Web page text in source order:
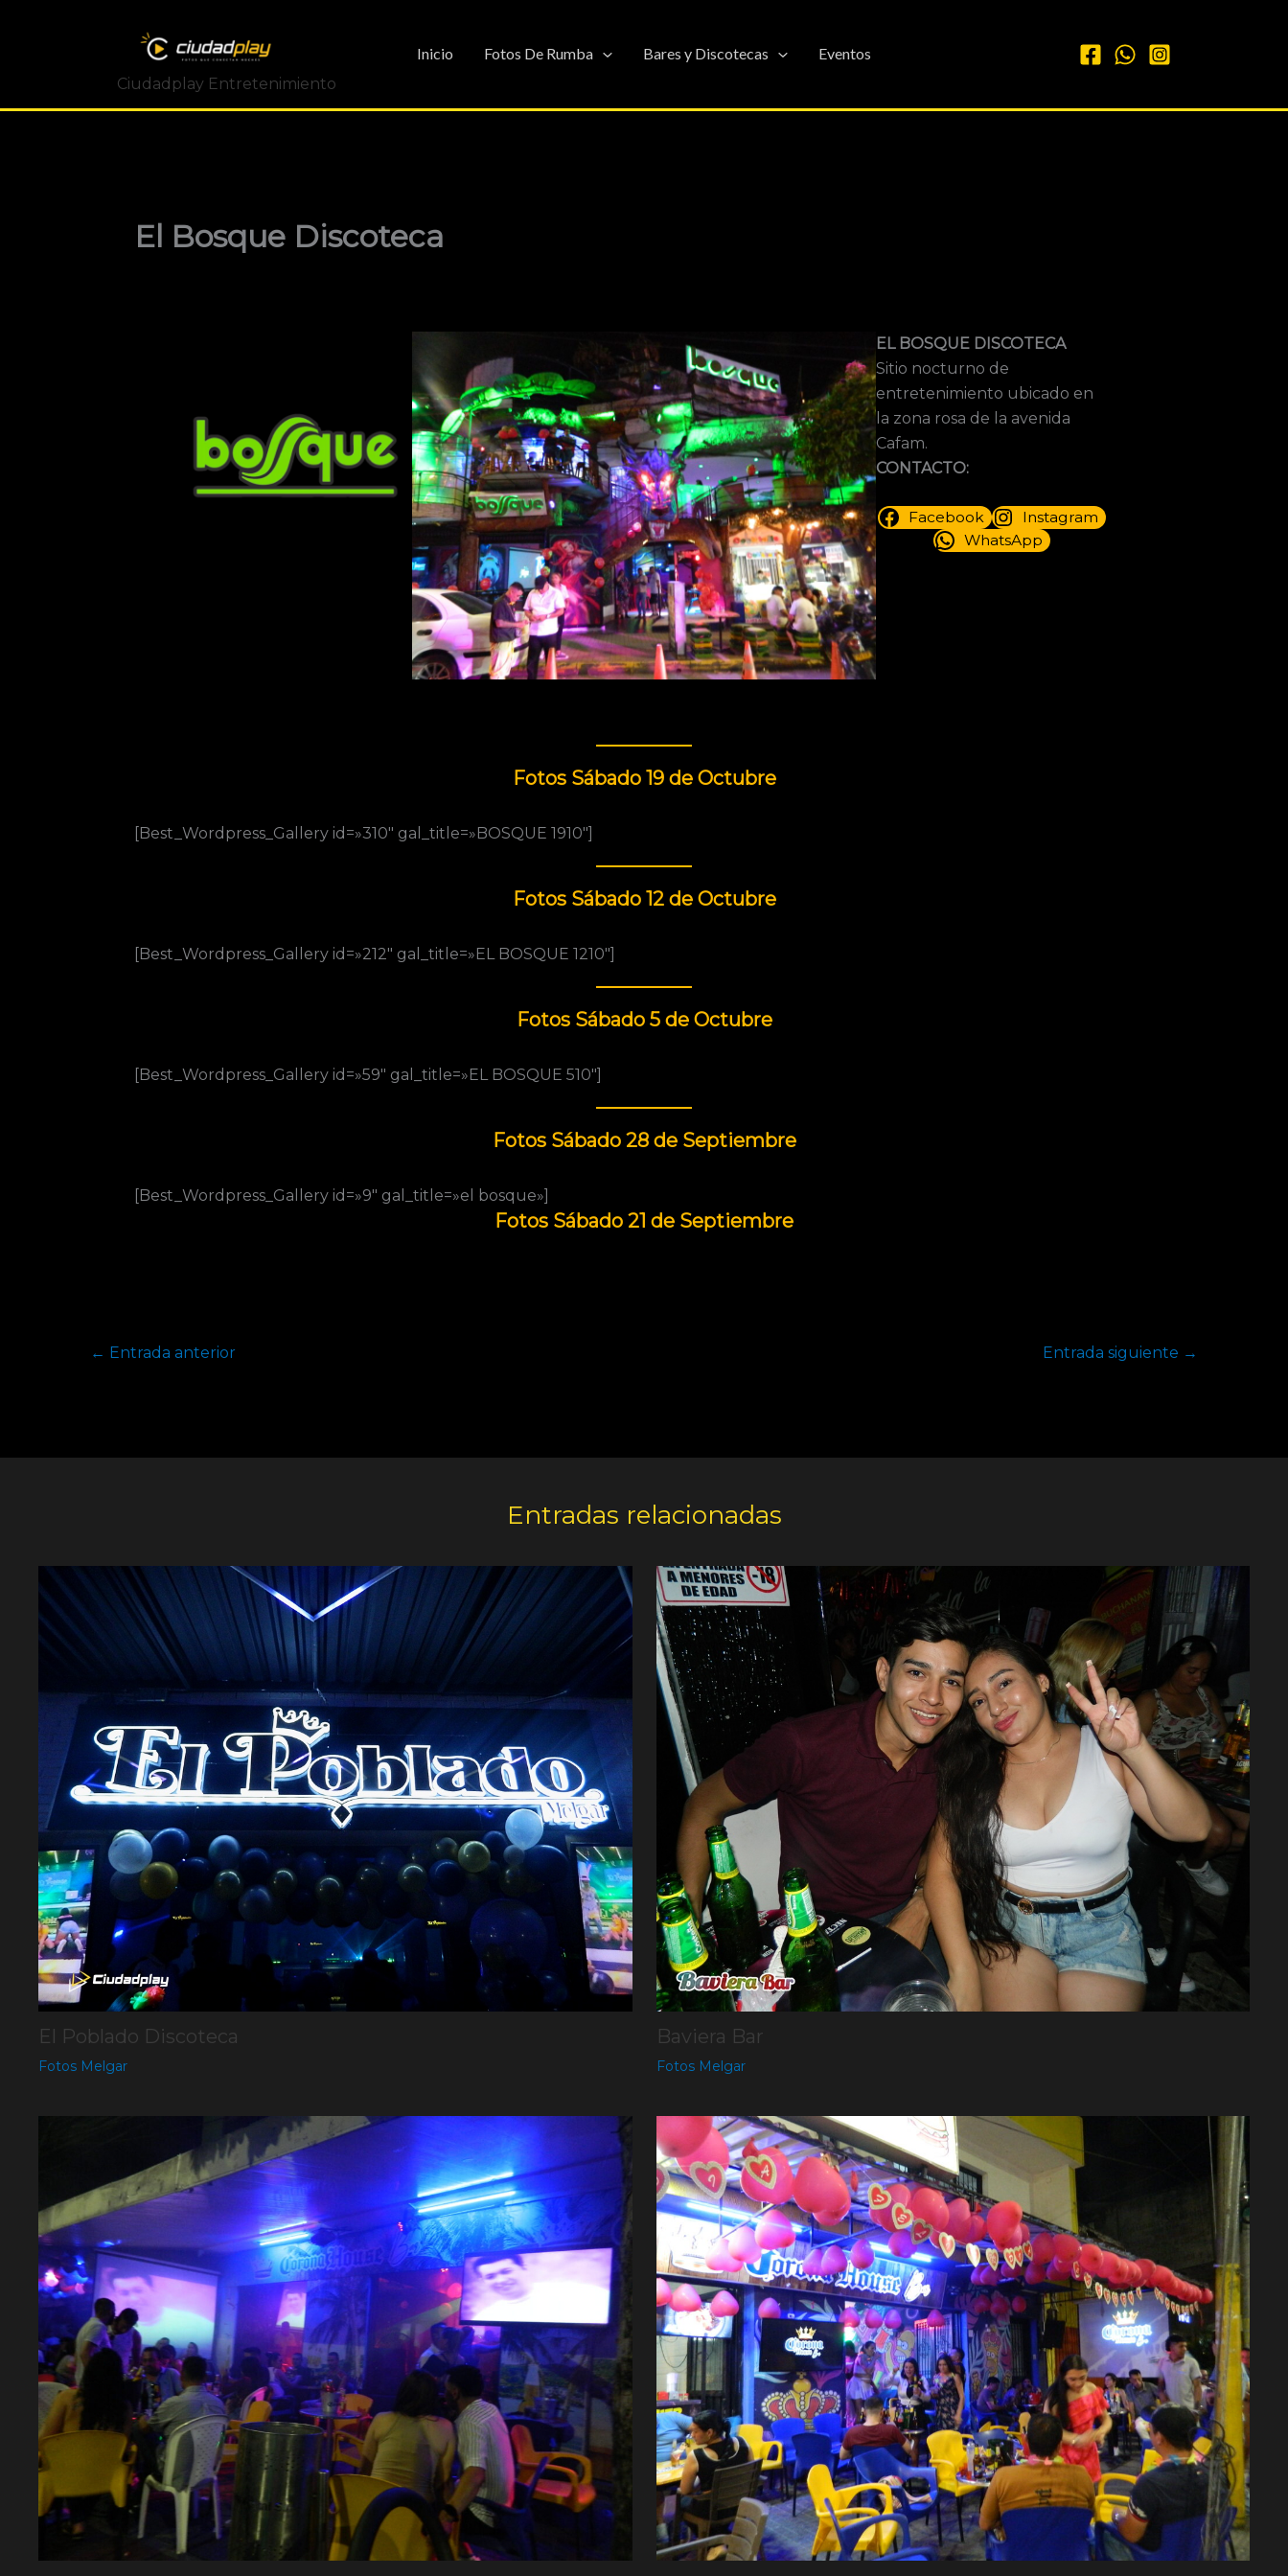
Ciudadplay Entretenimiento
Inicio Fotos De Rumba Bares y Discotecas Eventos
El Bosque Discoteca
EL BOSQUE DISCOTECA
Sitio nocturno de
entretenimiento ubicado en
la zona rosa de la avenida
Cafam.
CONTACTO:
Facebook
Instagram
WhatsApp
Fotos Sábado 19 de Octubre
[Best_Wordpress_Gallery id=»310″ gal_title=»BOSQUE 1910″]
Fotos Sábado 12 de Octubre
[Best_Wordpress_Gallery id=»212″ gal_title=»EL BOSQUE 1210″]
Fotos Sábado 5 de Octubre
[Best_Wordpress_Gallery id=»59″ gal_title=»EL BOSQUE 510″]
Fotos Sábado 28 de Septiembre
[Best_Wordpress_Gallery id=»9″ gal_title=»el bosque»]
Fotos Sábado 21 de Septiembre
← Entrada anterior Entrada siguiente →
Entradas relacionadas
El Poblado Discoteca
Fotos Melgar
Baviera Bar
Fotos Melgar